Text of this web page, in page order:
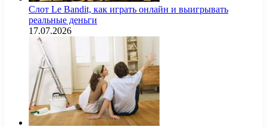
Слот Le Bandit, как играть онлайн и выигрывать
реальные деньги
17.07.2026